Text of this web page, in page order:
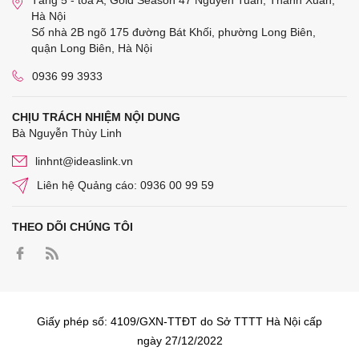
Hà Nội
Số nhà 2B ngõ 175 đường Bát Khối, phường Long Biên,
quận Long Biên, Hà Nội
0936 99 3933
CHỊU TRÁCH NHIỆM NỘI DUNG
Bà Nguyễn Thùy Linh
linhnt@ideaslink.vn
Liên hệ Quảng cáo: 0936 00 99 59
THEO DÕI CHÚNG TÔI
Giấy phép số: 4109/GXN-TTĐT do Sở TTTT Hà Nội cấp
ngày 27/12/2022